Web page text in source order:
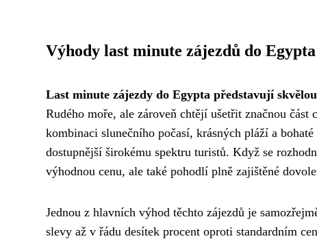
Výhody last minute zájezdů do Egypta
Last minute zájezdy do Egypta představují
Rudého moře, ale zároveň chtějí ušetřit značnou
kombinaci slunečního počasí, krásných pláží a
dostupnější širokému spektru turistů. Když se
výhodnou cenu, ale také pohodlí plně zajištěné
Jednou z hlavních výhod těchto zájezdů je
slevy až v řádu desítek procent oproti standardním